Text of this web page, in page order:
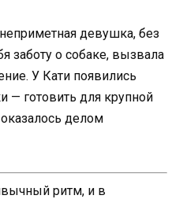
неприметная девушка, без
заботу о собаке, вызвала
У Кати появились
готовить для крупной
делом
ритм, и в